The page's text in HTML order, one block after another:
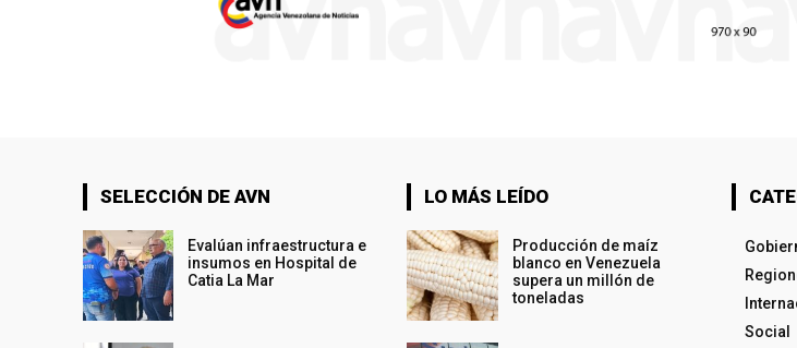
SELECCIÓN DE AVN
Evalúan infraestructura e
insumos en Hospital de
Catia La Mar
LO MÁS LEÍDO
Producción de maíz
blanco en Venezuela
supera un millón de
toneladas
Social